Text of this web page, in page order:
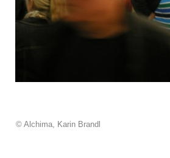
© Alchima, Karin Brandl